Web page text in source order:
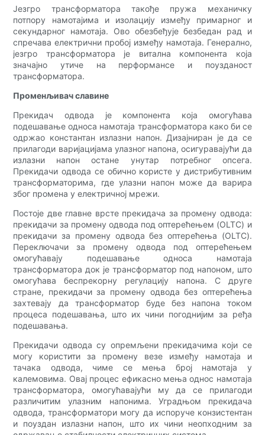
Језгро трансформатора такође пружа механичку
потпору намотајима и изолацију између примарног и
секундарног намотаја. Ово обезбеђује безбедан рад и
спречава електрични пробој између намотаја. Генерално,
језгро трансформатора је витална компонента која
значајно утиче на перформансе и поузданост
трансформатора.
Променљивач славине
Прекидач одвода је компонента која омогућава
подешавање односа намотаја трансформатора како би се
одржао константан излазни напон. Дизајниран је да се
прилагоди варијацијама улазног напона, осигуравајући да
излазни напон остане унутар потребног опсега.
Прекидачи одвода се обично користе у дистрибутивним
трансформаторима, где улазни напон може да варира
због промена у електричној мрежи.
Постоје две главне врсте прекидача за промену одвода:
прекидачи за промену одвода под оптерећењем (OLTC) и
прекидачи за промену одвода без оптерећења (OLTC).
Переключачи за промену одвода под оптерећењем
омогућавају подешавање односа намотаја
трансформатора док је трансформатор под напоном, што
омогућава беспрекорну регулацију напона. С друге
стране, прекидачи за промену одвода без оптерећења
захтевају да трансформатор буде без напона током
процеса подешавања, што их чини погоднијим за ређа
подешавања.
Прекидачи одвода су опремљени прекидачима који се
могу користити за промену везе између намотаја и
тачака одвода, чиме се мења број намотаја у
калемовима. Овај процес ефикасно мења однос намотаја
трансформатора, омогућавајући му да се прилагоди
различитим улазним напонима. Уградњом прекидача
одвода, трансформатори могу да испоруче конзистентан
и поуздан излазни напон, што их чини неопходним за